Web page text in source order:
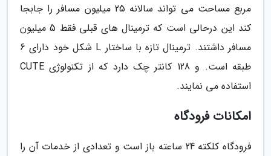
مربع مساحت می تواند سالانه 25 میلیون مسافر را جابجا
کند این درحالی است که ترمینال های قبلی فقط 5 میلیون
مسافر داشتند. ترمینال تازه با ساختار L شکل خود دارای 6
طبقه است. و 128 کانتر چک دارد که از تکنولوژی CUTE
استفاده می نمایند.
امکانات فرودگاه
فرودگاه کلکته 24 ساعته باز است و تعدادی از خدمات آن را